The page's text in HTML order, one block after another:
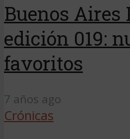
Buenos Aires
edición 019:
favoritos
7 años ago
Crónicas